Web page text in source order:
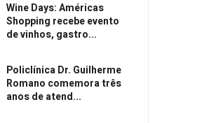
Wine Days: Américas
Shopping recebe evento
de vinhos, gastro...
Policlínica Dr. Guilherme
Romano comemora três
anos de atend...